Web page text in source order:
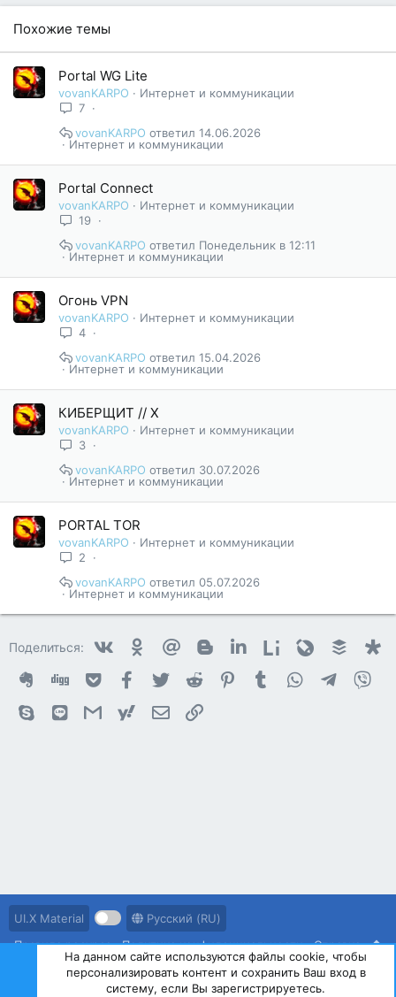
Похожие темы
Portal WG Lite
vovanKARPO
Интернет и коммуникации
7
Интернет и коммуникации
14.06.2026
vovanKARPO
Portal Connect
vovanKARPO
Интернет и коммуникации
19
Интернет и коммуникации
Понедельник в 12:11
vovanKARPO
Огонь VPN
vovanKARPO
Интернет и коммуникации
4
Интернет и коммуникации
15.04.2026
vovanKARPO
КИБЕРЩИТ // X
vovanKARPO
Интернет и коммуникации
3
Интернет и коммуникации
30.07.2026
vovanKARPO
PORTAL TOR
vovanKARPO
Интернет и коммуникации
2
Интернет и коммуникации
05.07.2026
vovanKARPO
Поделиться: VkontakteOdnoklassniki
Mail.ru Blogger LinkedinLiveinternet
Livejournal
Buffer
EvernoteDigg GetpocketFacebook
Twitter Reddit PinterestTumblr WhatsAppTelegram
Skype Line GmailyahoomailЭлектронная почта
UI.X Material
Русский (RU)
Правила ресурса
Политика конфиденциальности Справка
На данном сайте используются файлы cookie, чтобы
персонализировать контент и сохранить Ваш вход в
систему, если Вы зарегистрируетесь.